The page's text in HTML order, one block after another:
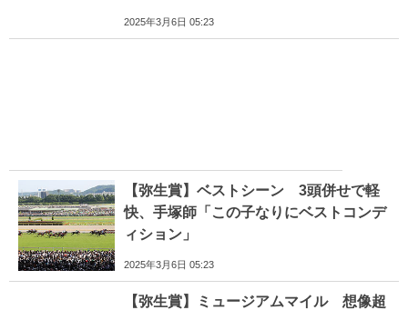
2025年3月6日 05:23
【弥生賞】ベストシーン 3頭併せで軽
快、手塚師「この子なりにベストコンデ
ィション」
2025年3月6日 05:23
【弥生賞】ミュージアムマイル 想像超